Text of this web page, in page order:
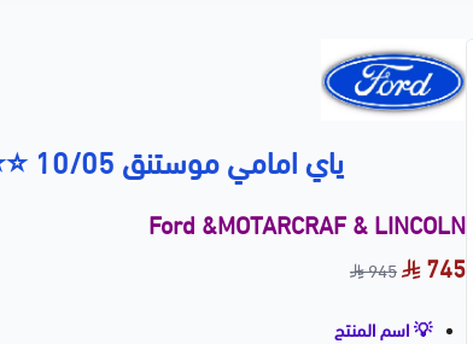
ياي امامي موستنق 10/05 ⭐⭐⭐ طقم 2 حبة
Ford &MOTARCRAF & LINCOLN
745
945
💡 اسم المنتج